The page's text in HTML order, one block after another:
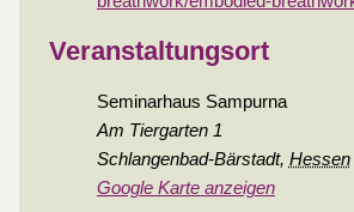
Veranstaltungsort
Seminarhaus Sampurna
Am Tiergarten 1
Schlangenbad-Bärstadt, Hessen
Google Karte anzeigen